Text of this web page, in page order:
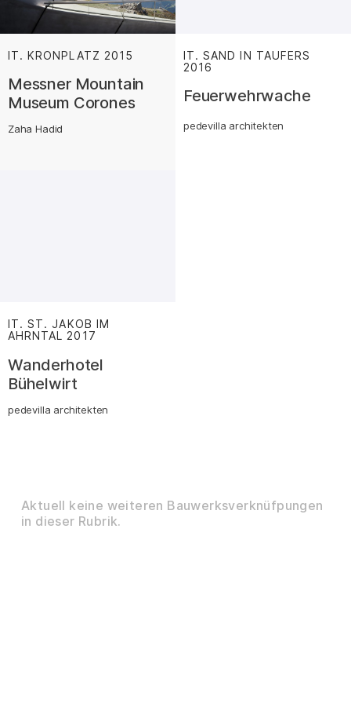
IT. KRONPLATZ 2015
Messner Mountain
Museum Corones
Zaha Hadid
IT. SAND IN TAUFERS
2016
Feuerwehrwache
pedevilla architekten
IT. ST. JAKOB IM
AHRNTAL 2017
Wanderhotel
Bühelwirt
pedevilla architekten
Aktuell keine weiteren Bauwerksverknüfpungen
in dieser Rubrik.